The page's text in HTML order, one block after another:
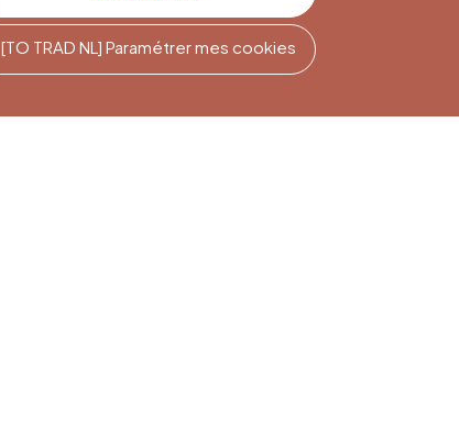
Newsletter-
[TO TRAD NL] Paramétrer mes cookies